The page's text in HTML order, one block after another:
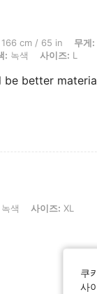
/ 65 in, 무게: 70 kg /
166 cm / 65 in 무게:
: 녹색 사이즈: L
be better
사이즈: XL
녹색 사이즈: XL
쿠
사